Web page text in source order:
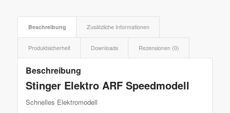
Beschreibung Zusätzliche Informationen
Produktsicherheit Downloads Rezensionen (0)
Beschreibung
Stinger Elektro ARF Speedmodell
Schnelles Elektromodell